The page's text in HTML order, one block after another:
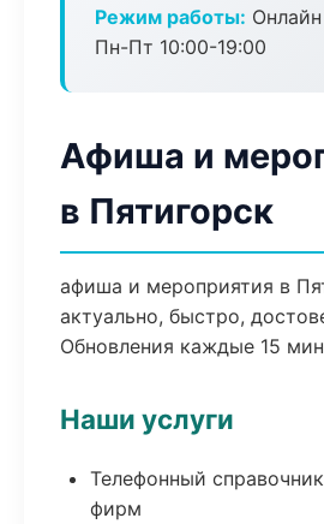
Режим работы:
Пн-Пт 10:00-19:00
Афиша и
в Пятигорск
афиша и мероприятия в
актуально, быстро,
Обновления каждые 15
Наши услуги
Телефонный
фирм